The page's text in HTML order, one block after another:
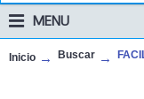
MENU
Inicio Buscar